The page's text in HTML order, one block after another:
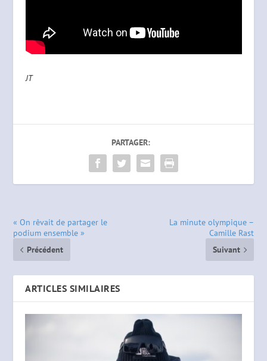
JT
PARTAGER:
« On rêvait de partager le
podium ensemble »
Précédent
La minute olympique –
Camille Rast
Suivant
ARTICLES SIMILAIRES